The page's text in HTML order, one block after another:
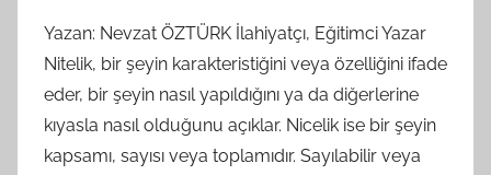
S
A
M
t
a
Yazan: Nevzat ÖZTÜRK İlahiyatçı, Eğitimci Yazar
Nitelik, bir şeyin karakteristiğini veya özelliğini ifade
eder, bir şeyin nasıl yapıldığını ya da diğerlerine
kıyasla nasıl olduğunu açıklar. Nicelik ise bir şeyin
kapsamı, sayısı veya toplamıdır. Sayılabilir veya